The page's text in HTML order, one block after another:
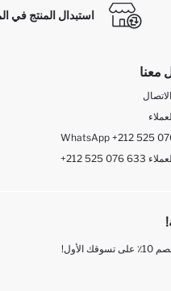
استبدال المنتج في
معنا
WhatsApp +212 525
العملاء